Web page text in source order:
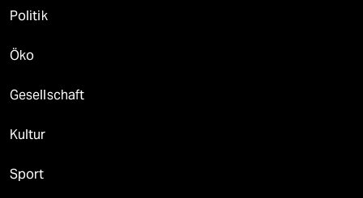
Politik
Öko
Gesellschaft
Kultur
Sport